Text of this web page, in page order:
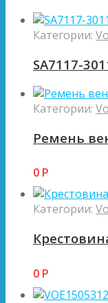
Категории:
SA7117-
Категории:
Ремень
0 Р
Категории:
0 Р